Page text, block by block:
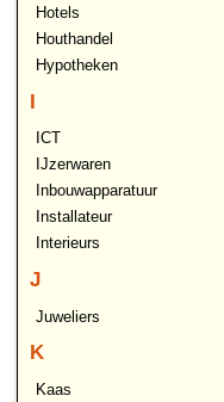
Hotels
Houthandel
Hypotheken
I
ICT
IJzerwaren
Inbouwapparatuur
Installateur
Interieurs
J
Juweliers
K
Kaas